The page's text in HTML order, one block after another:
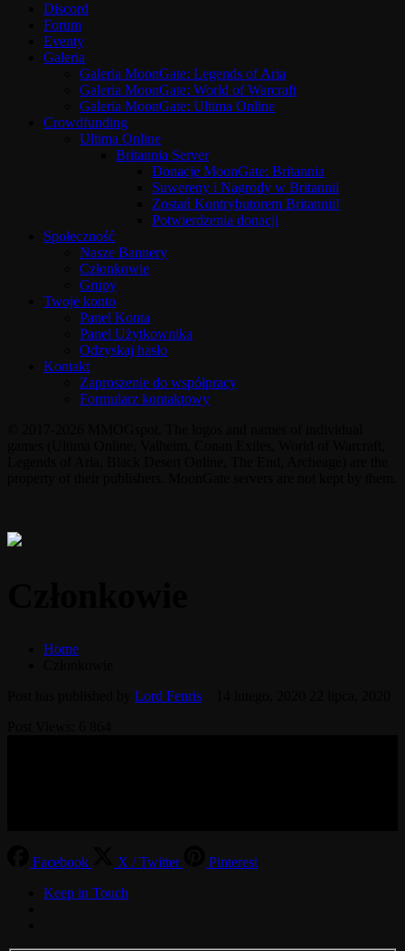
Discord
Forum
Eventy
Galeria
Galeria MoonGate: Legends of Aria
Galeria MoonGate: World of Warcraft
Galeria MoonGate: Ultima Online
Crowdfunding
Ultima Online
Britannia Server
Donacje MoonGate: Britannia
Suwereny i Nagrody w Britannii
Zostań Kontrybutorem Britannii!
Potwierdzenia donacji
Społeczność
Nasze Bannery
Członkowie
Grupy
Twoje konto
Panel Konta
Panel Użytkownika
Odzyskaj hasło
Kontakt
Zaproszenie do współpracy
Formularz kontaktowy
Home
Lord Fenris
Facebook X / Twitter
Pinterest
Keep in Touch